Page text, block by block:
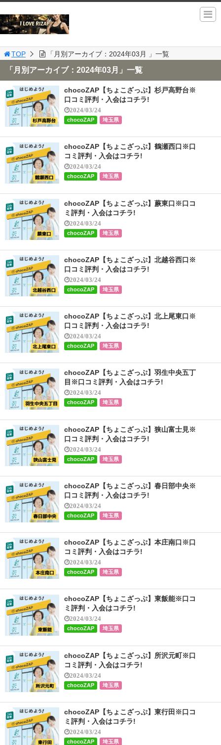
TOP 「月別アーカイブ：2024年03月 」一覧
「月別アーカイブ：2024年03月」一覧
chocoZAP【ちょこざっぷ】杉戸高野台※
口コミ評判・入会はコチラ!
2024/03/24
chocoZAP 埼玉県
chocoZAP【ちょこざっぷ】鶴瀬西口※口
コミ評判・入会はコチラ!
2024/03/24
chocoZAP 埼玉県
chocoZAP【ちょこざっぷ】蕨東口※口コ
ミ評判・入会はコチラ!
2024/03/24
chocoZAP 埼玉県
chocoZAP【ちょこざっぷ】北越谷西口※
口コミ評判・入会はコチラ!
2024/03/24
chocoZAP 埼玉県
chocoZAP【ちょこざっぷ】北上尾東口※
口コミ評判・入会はコチラ!
2024/03/24
chocoZAP 埼玉県
chocoZAP【ちょこざっぷ】羽生中央五丁
目※口コミ評判・入会はコチラ!
2024/03/24
chocoZAP 埼玉県
chocoZAP【ちょこざっぷ】狭山富士見※
口コミ評判・入会はコチラ!
2024/03/24
chocoZAP 埼玉県
chocoZAP【ちょこざっぷ】春日部中央※
口コミ評判・入会はコチラ!
2024/03/24
chocoZAP 埼玉県
chocoZAP【ちょこざっぷ】本庄南口※口
コミ評判・入会はコチラ!
2024/03/24
chocoZAP 埼玉県
chocoZAP【ちょこざっぷ】東飯能※口コ
ミ評判・入会はコチラ!
2024/03/24
chocoZAP 埼玉県
chocoZAP【ちょこざっぷ】所沢元町※口
コミ評判・入会はコチラ!
2024/03/24
chocoZAP 埼玉県
chocoZAP【ちょこざっぷ】東行田※口コ
ミ評判・入会はコチラ!
2024/03/24
chocoZAP 埼玉県